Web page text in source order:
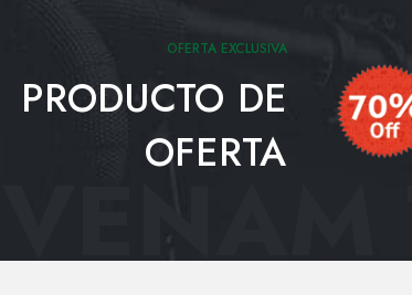
OFERTA EXCLUSIVA
PRODUCTO DE
OFERTA
VENAM